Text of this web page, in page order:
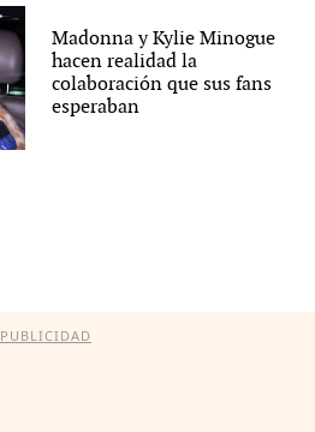
Madonna y Kylie Minogue
hacen realidad la
colaboración que sus fans
esperaban
PUBLICIDAD